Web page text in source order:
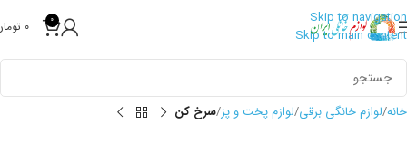
Skip to navigation
Skip to main content
0
0
خانه لوازم خانگی برقی لوازم پخت و پز سرخ کن